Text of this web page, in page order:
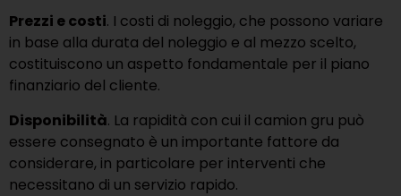
Prezzi e costi. I costi di noleggio, che possono variare
in base alla durata del noleggio e al mezzo scelto,
costituiscono un aspetto fondamentale per il piano
finanziario del cliente.
Disponibilità. La rapidità con cui il camion gru può
essere consegnato è un importante fattore da
considerare, in particolare per interventi che
necessitano di un servizio rapido.